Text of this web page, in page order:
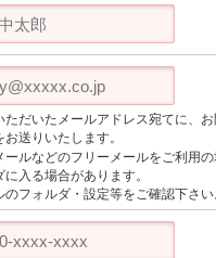
だいたメールアドレス宛てに、
送りいたします。
ルなどのフリーメールをご利用
に入る場合があります。
のフォルダ・設定等をご確認下さい